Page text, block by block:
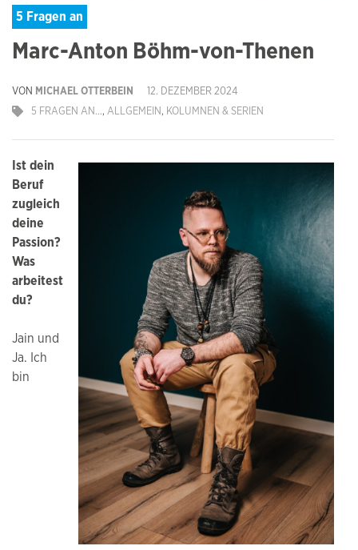
5 Fragen an
Marc-Anton Böhm-von-Thenen
VON MICHAEL OTTERBEIN
12. DEZEMBER 2024
5 FRAGEN AN..., ALLGEMEIN, KOLUMNEN & SERIEN
Ist dein
Beruf
zugleich
deine
Passion?
Was
arbeitest
du?
Jain und
Ja. Ich
bin